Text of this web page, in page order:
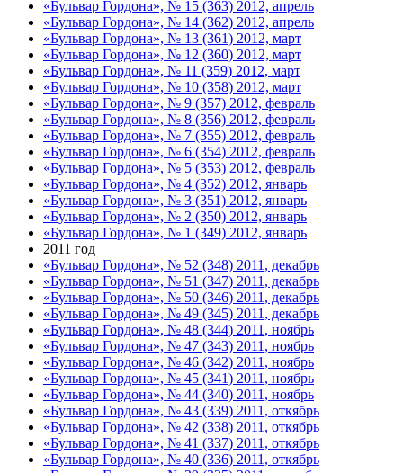
«Бульвар Гордона», № 15 (363) 2012, апрель
«Бульвар Гордона», № 14 (362) 2012, апрель
«Бульвар Гордона», № 13 (361) 2012, март
«Бульвар Гордона», № 12 (360) 2012, март
«Бульвар Гордона», № 11 (359) 2012, март
«Бульвар Гордона», № 10 (358) 2012, март
«Бульвар Гордона», № 9 (357) 2012, февраль
«Бульвар Гордона», № 8 (356) 2012, февраль
«Бульвар Гордона», № 7 (355) 2012, февраль
«Бульвар Гордона», № 6 (354) 2012, февраль
«Бульвар Гордона», № 5 (353) 2012, февраль
«Бульвар Гордона», № 4 (352) 2012, январь
«Бульвар Гордона», № 3 (351) 2012, январь
«Бульвар Гордона», № 2 (350) 2012, январь
«Бульвар Гордона», № 1 (349) 2012, январь
2011 год
«Бульвар Гордона», № 52 (348) 2011, декабрь
«Бульвар Гордона», № 51 (347) 2011, декабрь
«Бульвар Гордона», № 50 (346) 2011, декабрь
«Бульвар Гордона», № 49 (345) 2011, декабрь
«Бульвар Гордона», № 48 (344) 2011, ноябрь
«Бульвар Гордона», № 47 (343) 2011, ноябрь
«Бульвар Гордона», № 46 (342) 2011, ноябрь
«Бульвар Гордона», № 45 (341) 2011, ноябрь
«Бульвар Гордона», № 44 (340) 2011, ноябрь
«Бульвар Гордона», № 43 (339) 2011, откябрь
«Бульвар Гордона», № 42 (338) 2011, откябрь
«Бульвар Гордона», № 41 (337) 2011, откябрь
«Бульвар Гордона», № 40 (336) 2011, откябрь